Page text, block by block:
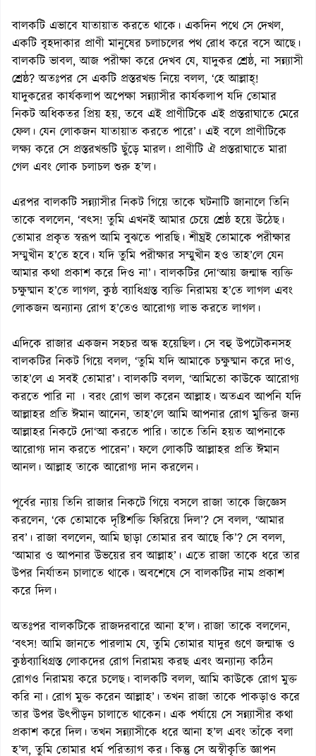
বালকটি এভাবে যাতায়াত করতে থাকে। একদিন পথে সে দেখল,
একটি বৃহদাকার প্রাণী মানুষের চলাচলের পথ রোধ করে বসে আছে।
বালকটি ভাবল, আজ পরীক্ষা করে দেখব যে, যাদুকর শ্রেষ্ঠ, না সন্ন্যাসী
শ্রেষ্ঠ? অতঃপর সে একটি প্রস্তরখন্ড নিয়ে বলল, ‘হে আল্লাহ্!
যাদুকরের কার্যকলাপ অপেক্ষা সন্ন্যাসীর কার্যকলাপ যদি তোমার
নিকট অধিকতর প্রিয় হয়, তবে এই প্রাণীটিকে এই প্রস্তরাঘাতে মেরে
ফেল। যেন লোকজন যাতায়াত করতে পারে’। এই বলে প্রাণীটিকে
লক্ষ্য করে সে প্রস্তরখন্ডটি ছুঁড়ে মারল। প্রাণীটি ঐ প্রস্তরাঘাতে মারা
গেল এবং লোক চলাচল শুরু হ’ল।
এরপর বালকটি সন্ন্যাসীর নিকট গিয়ে তাকে ঘটনাটি জানালে তিনি
তাকে বললেন, ‘বৎস! তুমি এখনই আমার চেয়ে শ্রেষ্ঠ হয়ে উঠেছ।
তোমার প্রকৃত স্বরূপ আমি বুঝতে পারছি। শীঘ্রই তোমাকে পরীক্ষার
সম্মুখীন হ’তে হবে। যদি তুমি পরীক্ষার সম্মুখীন হও তাহ’লে যেন
আমার কথা প্রকাশ করে দিও না’। বালকটির দো‘আয় জন্মান্ধ ব্যক্তি
চক্ষুষ্মান হ’তে লাগল, কুষ্ঠ ব্যাধিগ্রস্ত ব্যক্তি নিরাময় হ’তে লাগল এবং
লোকজন অন্যান্য রোগ হ’তেও আরোগ্য লাভ করতে লাগল।
এদিকে রাজার একজন সহচর অন্ধ হয়েছিল। সে বহু উপঢৌকনসহ
বালকটির নিকট গিয়ে বলল, ‘তুমি যদি আমাকে চক্ষুষ্মান করে দাও,
তাহ’লে এ সবই তোমার’। বালকটি বলল, ‘আমিতো কাউকে আরোগ্য
করতে পারি না । বরং রোগ ভাল করেন আল্লাহ। অতএব আপনি যদি
আল্লাহর প্রতি ঈমান আনেন, তাহ’লে আমি আপনার রোগ মুক্তির জন্য
আল্লাহর নিকটে দো‘আ করতে পারি। তাতে তিনি হয়ত আপনাকে
আরোগ্য দান করতে পারেন’। ফলে লোকটি আল্লাহর প্রতি ঈমান
আনল। আল্লাহ তাকে আরোগ্য দান করলেন।
পূর্বের ন্যায় তিনি রাজার নিকটে গিয়ে বসলে রাজা তাকে জিজ্ঞেস
করলেন, ‘কে তোমাকে দৃষ্টিশক্তি ফিরিয়ে দিল’? সে বলল, ‘আমার
রব’। রাজা বললেন, আমি ছাড়া তোমার রব আছে কি’? সে বলল,
‘আমার ও আপনার উভয়ের রব আল্লাহ’। এতে রাজা তাকে ধরে তার
উপর নির্যাতন চালাতে থাকে। অবশেষে সে বালকটির নাম প্রকাশ
করে দিল।
অতঃপর বালকটিকে রাজদরবারে আনা হ’ল। রাজা তাকে বললেন,
‘বৎস! আমি জানতে পারলাম যে, তুমি তোমার যাদুর গুণে জন্মান্ধ ও
কুষ্ঠব্যাধিগ্রস্ত লোকদের রোগ নিরাময় করছ এবং অন্যান্য কঠিন
রোগও নিরাময় করে চলেছ। বালকটি বলল, আমি কাউকে রোগ মুক্ত
করি না। রোগ মুক্ত করেন আল্লাহ’। তখন রাজা তাকে পাকড়াও করে
তার উপর উৎপীড়ন চালাতে থাকেন। এক পর্যায়ে সে সন্ন্যাসীর কথা
প্রকাশ করে দিল। তখন সন্ন্যাসীকে ধরে আনা হ’ল এবং তাঁকে বলা
হ’ল, তুমি তোমার ধর্ম পরিত্যাগ কর। কিন্তু সে অস্বীকৃতি জ্ঞাপন